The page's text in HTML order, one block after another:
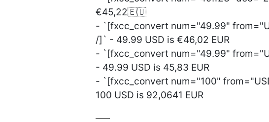
€45,22🇪🇺
- `[fxcc_convert num="49.99"
/]` - 49.99 USD is €46,02 EUR
- `[fxcc_convert num="49.99"
- 49.99 USD is 45,83 EUR
- `[fxcc_convert num="100"
100 USD is 92,0641 EUR